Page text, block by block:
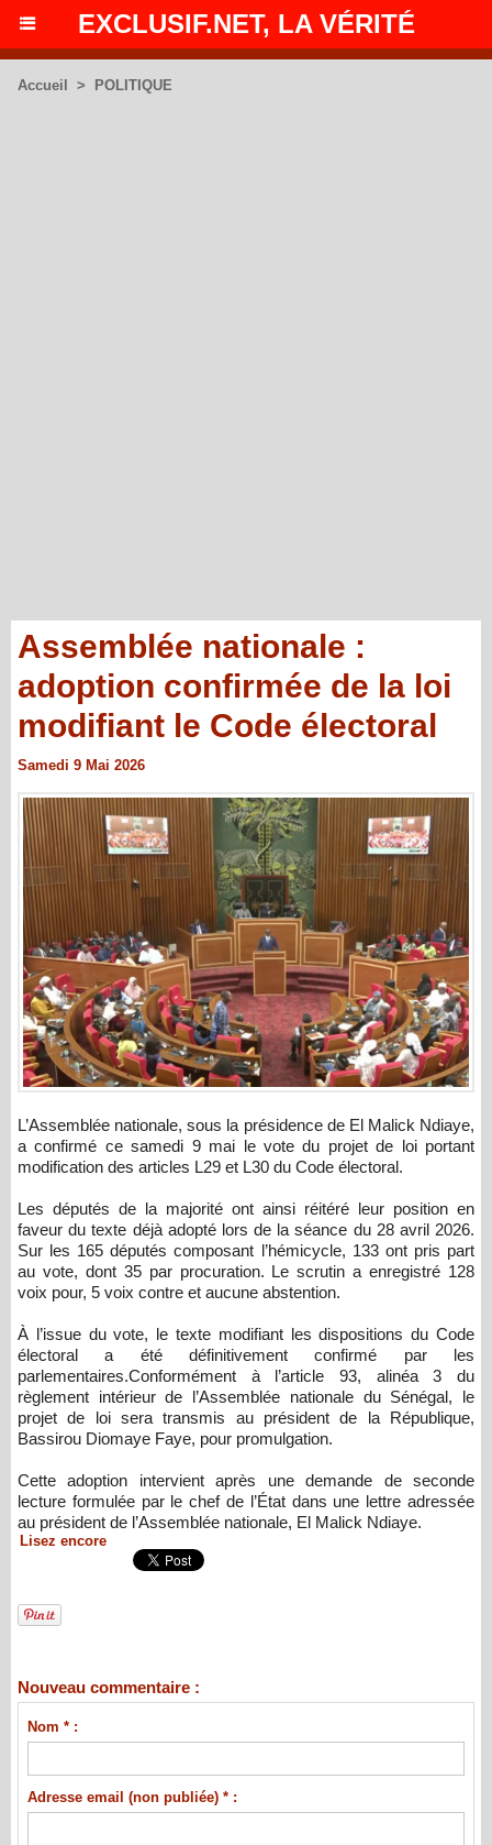
EXCLUSIF.NET, LA VÉRITÉ
Accueil > POLITIQUE
Assemblée nationale :
adoption confirmée de la loi
modifiant le Code électoral
Samedi 9 Mai 2026
L’Assemblée nationale, sous la présidence de El Malick Ndiaye,
a confirmé ce samedi 9 mai le vote du projet de loi portant
modification des articles L29 et L30 du Code électoral.
Les députés de la majorité ont ainsi réitéré leur position en
faveur du texte déjà adopté lors de la séance du 28 avril 2026.
Sur les 165 députés composant l’hémicycle, 133 ont pris part
au vote, dont 35 par procuration. Le scrutin a enregistré 128
voix pour, 5 voix contre et aucune abstention.
À l’issue du vote, le texte modifiant les dispositions du Code
électoral a été définitivement confirmé par les
parlementaires.Conformément à l’article 93, alinéa 3 du
règlement intérieur de l’Assemblée nationale du Sénégal, le
projet de loi sera transmis au président de la République,
Bassirou Diomaye Faye, pour promulgation.
Cette adoption intervient après une demande de seconde
lecture formulée par le chef de l’État dans une lettre adressée
au président de l’Assemblée nationale, El Malick Ndiaye.
Lisez encore
Nouveau commentaire :
Nom * :
Adresse email (non publiée) * :